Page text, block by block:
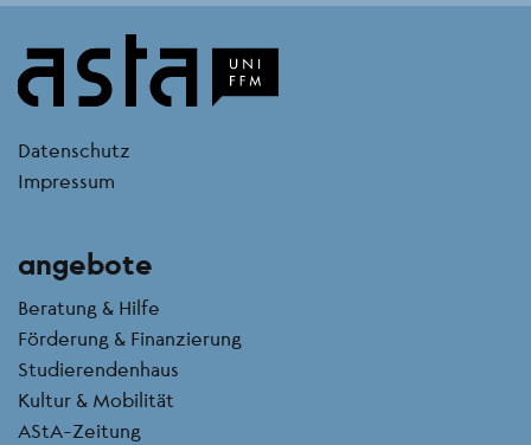
kontakt
Datenschutz
Impressum
angebote
Beratung & Hilfe
Förderung & Finanzierung
Studierendenhaus
Kultur & Mobilität
AStA-Zeitung